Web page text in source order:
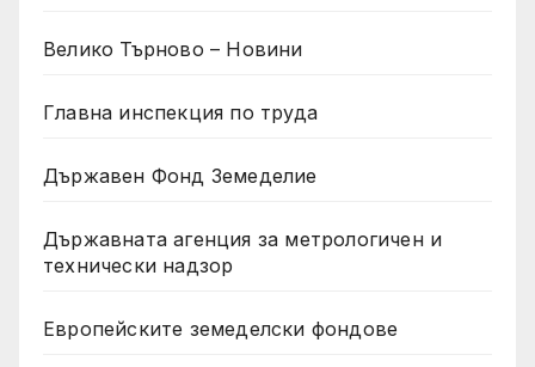
Велико Търново – Новини
Главна инспекция по труда
Държавен Фонд Земеделие
Държавната агенция за метрологичен и
технически надзор
Европейските земеделски фондове